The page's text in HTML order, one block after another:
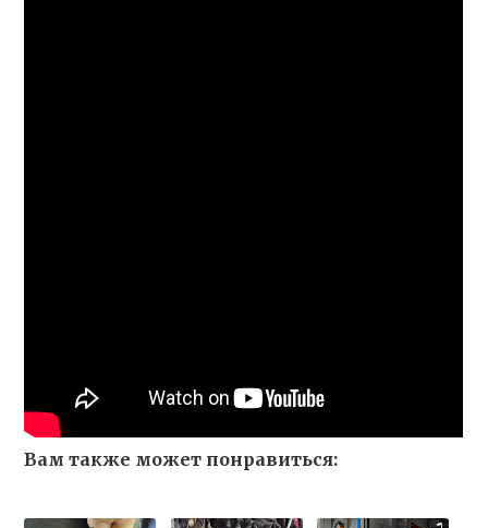
Вам также может понравиться: